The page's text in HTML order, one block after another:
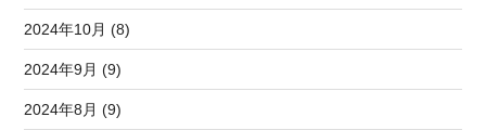
2024年10月 (8)
2024年9月 (9)
2024年8月 (9)